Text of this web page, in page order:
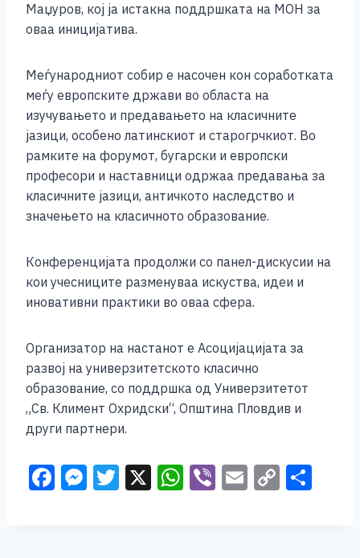
Маџуров, кој ја истакна поддршката на МОН за
оваа иницијатива.
Меѓународниот собир е насочен кон соработката
меѓу европските држави во областа на
изучувањето и предавањето на класичните
јазици, особено латинскиот и старогрчкиот. Во
рамките на форумот, бугарски и европски
професори и наставници одржаа предавања за
класичните јазици, античкото наследство и
значењето на класичното образование.
Конференцијата продолжи со панел-дискусии на
кои учесниците разменуваа искуства, идеи и
иновативни практики во оваа сфера.
Организатор на настанот е Асоцијацијата за
развој на универзитетското класично
образование, со поддршка од Универзитетот
„Св. Климент Охридски“, Општина Пловдив и
други партнери.
F M T X W Vi E C